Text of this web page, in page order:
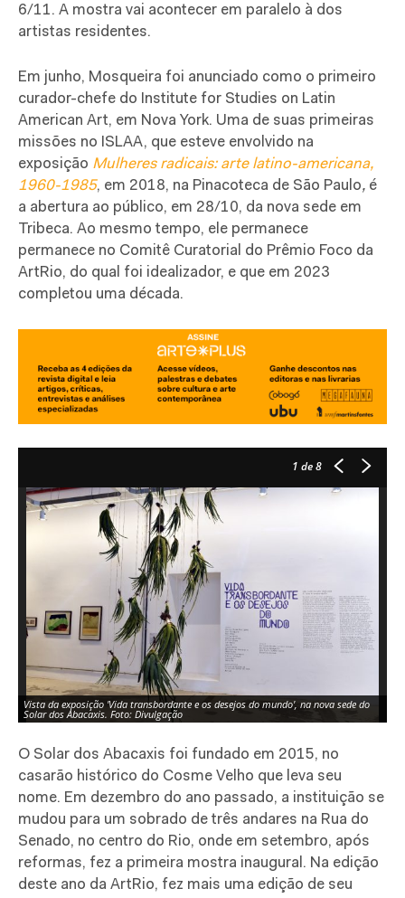
6/11. A mostra vai acontecer em paralelo à dos
artistas residentes.
Em junho, Mosqueira foi anunciado como o primeiro
curador-chefe do Institute for Studies on Latin
American Art, em Nova York. Uma de suas primeiras
missões no ISLAA, que esteve envolvido na
exposição Mulheres radicais: arte latino-americana,
1960-1985, em 2018, na Pinacoteca de São Paulo, é
a abertura ao público, em 28/10, da nova sede em
Tribeca. Ao mesmo tempo, ele permanece
permanece no Comitê Curatorial do Prêmio Foco da
ArtRio, do qual foi idealizador, e que em 2023
completou uma década.
1 de 8
Vista da exposição 'Vida transbordante e os desejos do mundo', na nova sede do
Solar dos Abacaxis. Foto: Divulgação
O Solar dos Abacaxis foi fundado em 2015, no
casarão histórico do Cosme Velho que leva seu
nome. Em dezembro do ano passado, a instituição se
mudou para um sobrado de três andares na Rua do
Senado, no centro do Rio, onde em setembro, após
reformas, fez a primeira mostra inaugural. Na edição
deste ano da ArtRio, fez mais uma edição de seu